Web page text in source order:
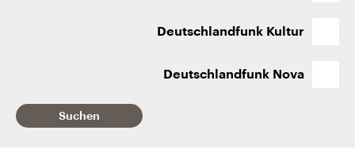
und Kandidaten der anstehendenDeutschlandfunk Kultur
Deutschlandfunk Nova
Suchen